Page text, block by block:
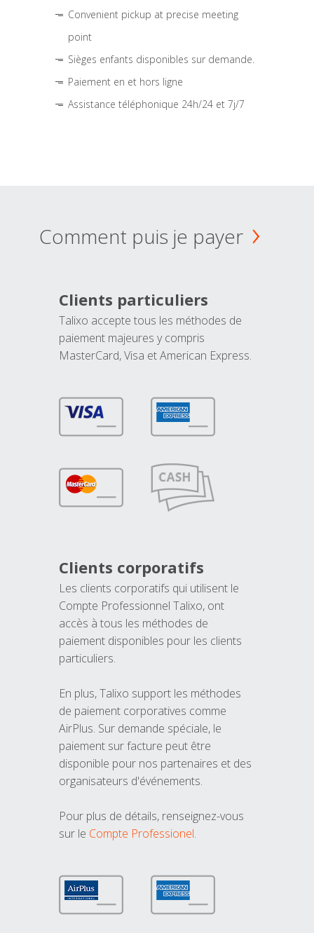
Convenient pickup at precise meeting
point
Sièges enfants disponibles sur demande.
Paiement en et hors ligne
Assistance téléphonique 24h/24 et 7j/7
Comment puis je payer
Clients particuliers
Talixo accepte tous les méthodes de
paiement majeures y compris
MasterCard, Visa et American Express.
Clients corporatifs
Les clients corporatifs qui utilisent le
Compte Professionnel Talixo, ont
accès à tous les méthodes de
paiement disponibles pour les clients
particuliers.
En plus, Talixo support les méthodes
de paiement corporatives comme
AirPlus. Sur demande spéciale, le
paiement sur facture peut être
disponible pour nos partenaires et des
organisateurs d'événements.
Pour plus de détails, renseignez-vous
sur le Compte Professionel.